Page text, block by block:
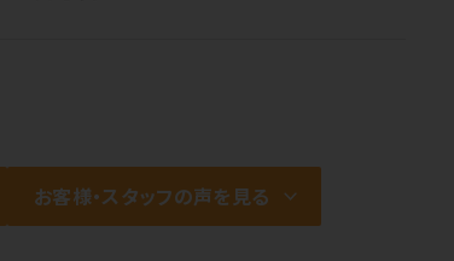
お客様・スタッフの声を見る